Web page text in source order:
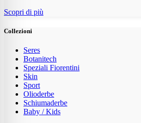
Scopri di più
Collezioni
Seres
Botanitech
Speziali Fiorentini
Skin
Sport
Olioderbe
Schiumaderbe
Baby / Kids